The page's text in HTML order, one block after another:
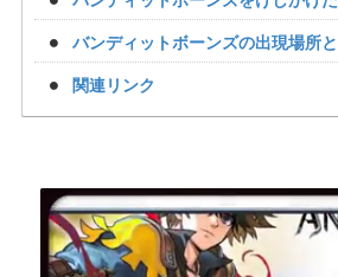
バンディットボーンズの出現場所
関連リンク